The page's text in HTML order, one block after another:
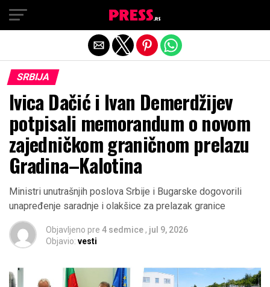
SRBIJA
Ivica Dačić i Ivan Demerdžijev
potpisali memorandum o novom
zajedničkom graničnom prelazu
Gradina–Kalotina
Ministri unutrašnjih poslova Srbije i Bugarske dogovorili
unapređenje saradnje i olakšice za prelazak granice
Objavljeno pre 4 sedmice , jul 9, 2026
Objavio: vesti
Exit mobile version